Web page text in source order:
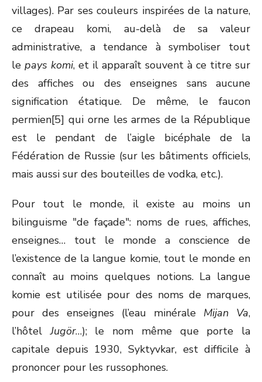
villages). Par ses couleurs inspirées de la nature,
ce drapeau komi, au-delà de sa valeur
administrative, a tendance à symboliser tout
le pays komi, et il apparaît souvent à ce titre sur
des affiches ou des enseignes sans aucune
signification étatique. De même, le faucon
permien[5] qui orne les armes de la République
est le pendant de l’aigle bicéphale de la
Fédération de Russie (sur les bâtiments officiels,
mais aussi sur des bouteilles de vodka, etc.).
Pour tout le monde, il existe au moins un
bilinguisme "de façade": noms de rues, affiches,
enseignes… tout le monde a conscience de
l’existence de la langue komie, tout le monde en
connaît au moins quelques notions. La langue
komie est utilisée pour des noms de marques,
pour des enseignes (l’eau minérale Mijan Va,
l’hôtelJugör…); le nom même que porte la
capitale depuis 1930, Syktyvkar, est difficile à
prononcer pour les russophones.